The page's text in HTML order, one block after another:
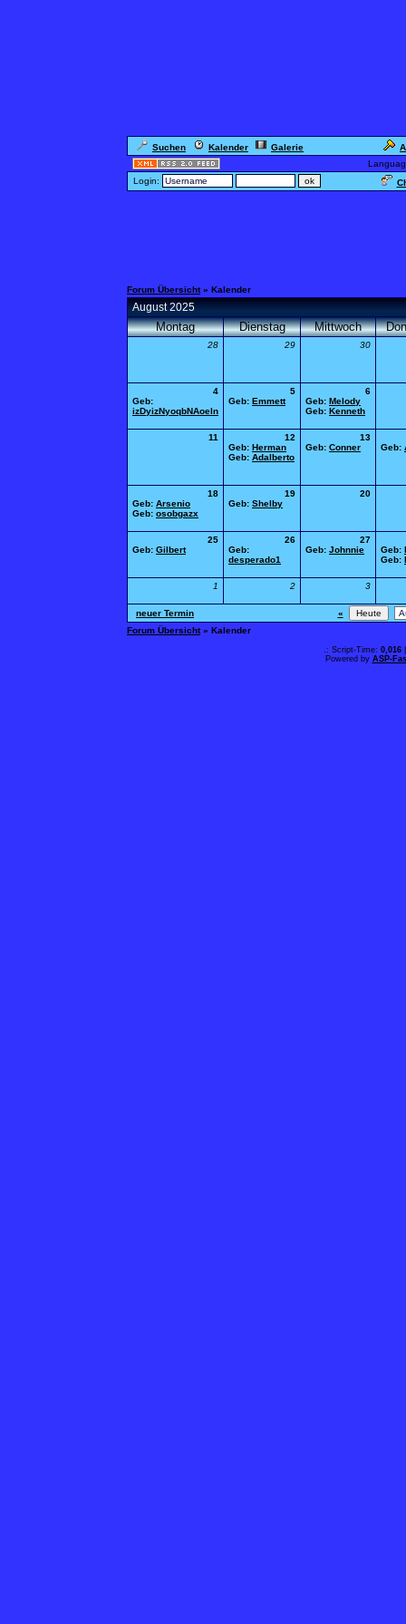
Suchen Kalender Galerie
Login:
Forum Übersicht» Kalender
August 2025
Montag Dienstag Mittwoch
28 29 30
4
Geb:
izDyizNyoqbNAoeln
5
Geb: Emmett
6
Geb: Melody
Geb: Kenneth
11
12
Geb: Herman
Geb: Adalberto
13
Geb: Conner Geb:
18
Geb: Arsenio
Geb: osobgazx
19
Geb: Shelby
20
25
Geb: Gilbert
26
Geb:
desperado1
27
Geb: Johnnie Geb:
Geb:
1 2 3
neuer Termin
«
Forum Übersicht» Kalender
.: Script-Time: 0,016
Powered by ASP-